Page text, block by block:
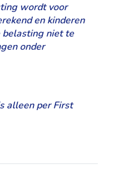
wordt voor
en kinderen
belasting niet te
onder
alleen per First